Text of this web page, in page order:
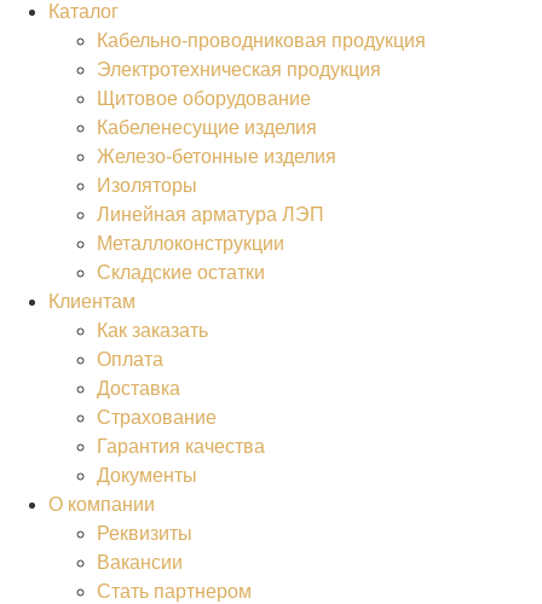
Каталог
Кабельно-проводниковая продукция
Электротехническая продукция
Щитовое оборудование
Кабеленесущие изделия
Железо-бетонные изделия
Изоляторы
Линейная арматура ЛЭП
Металлоконструкции
Складские остатки
Клиентам
Как заказать
Оплата
Доставка
Страхование
Гарантия качества
Документы
О компании
Реквизиты
Вакансии
Стать партнером